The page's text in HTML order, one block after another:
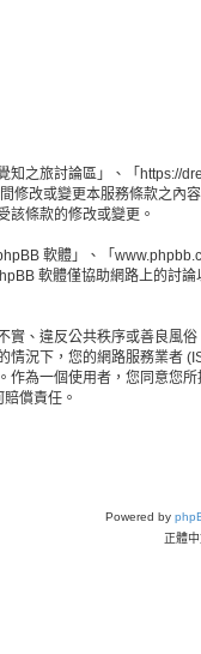
之旅討論區」、「https://
修改或變更本服務條款之
該條款的修改或變更。
軟體」、「
軟體僅協助網路上的討
、違反公共秩序或善良風
況下，您的網路服務業者
為一個使用者，您同意您
償責任。
Powered by
正體